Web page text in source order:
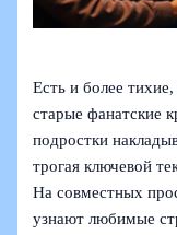
Есть и более
старые фанатские
подростки
трогая ключевой
На совместных
узнают любимые